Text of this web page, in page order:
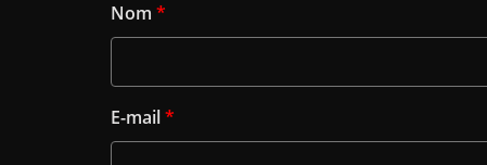
Nom *
E-mail*